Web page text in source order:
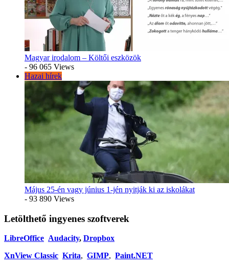
Magyar irodalom – Költői eszközök
- 96 065 Views
Hazai hírek
Május 25-én vagy június 1-jén nyitják ki az iskolákat
- 93 890 Views
Letölthető ingyenes szoftverek
LibreOffice Audacity, Dropbox
XnView Classic Krita, GIMP, Paint.NET